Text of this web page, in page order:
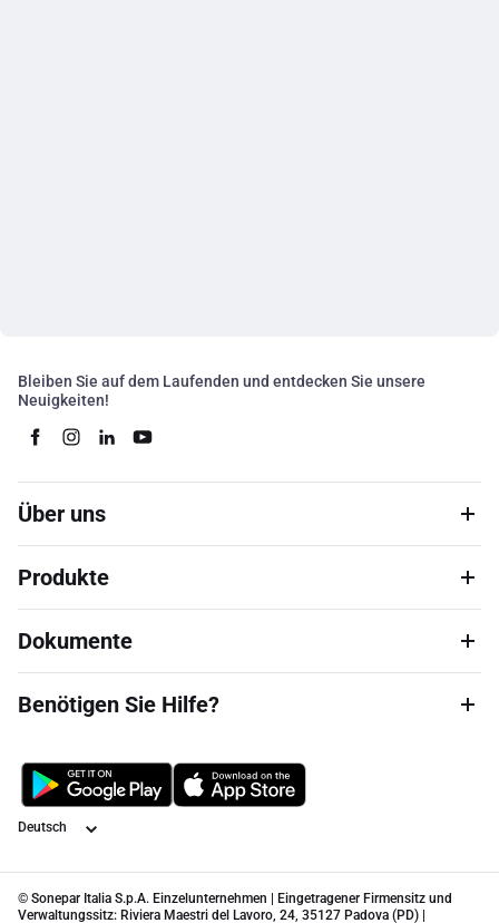
Bleiben Sie auf dem Laufenden und entdecken Sie unsere
Neuigkeiten!
Über uns
Produkte
Dokumente
Benötigen Sie Hilfe?
Sprache
© Sonepar Italia S.p.A. Einzelunternehmen | Eingetragener Firmensitz und
Verwaltungssitz: Riviera Maestri del Lavoro, 24, 35127 Padova (PD) |